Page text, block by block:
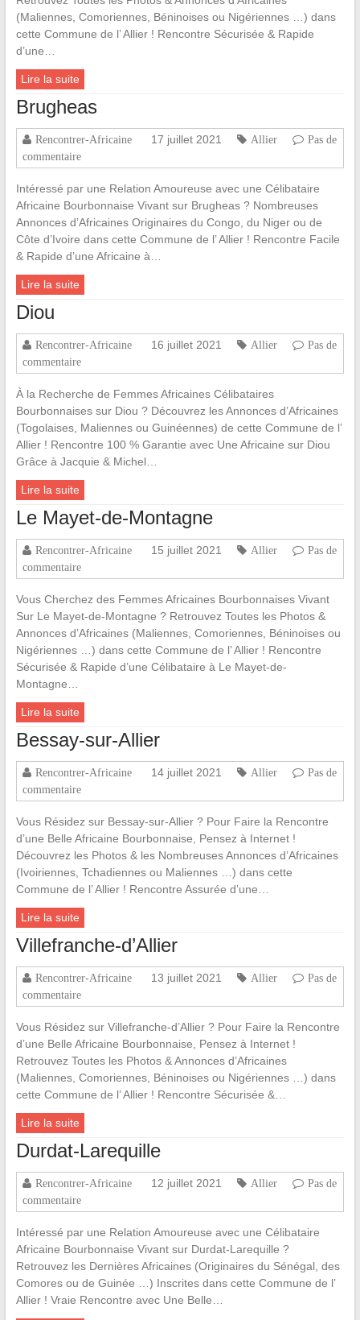
(Maliennes, Comoriennes, Béninoises ou Nigériennes …) dans
cette Commune de l’ Allier ! Rencontre Sécurisée & Rapide
d’une…
Lire la suite
Brugheas
Rencontrer-Africaine 17 juillet 2021 Allier
Pas de
commentaire
Intéressé par une Relation Amoureuse avec une Célibataire
Africaine Bourbonnaise Vivant sur Brugheas ? Nombreuses
Annonces d’Africaines Originaires du Congo, du Niger ou de
Côte d’Ivoire dans cette Commune de l’ Allier ! Rencontre Facile
& Rapide d’une Africaine à…
Lire la suite
Diou
Rencontrer-Africaine 16 juillet 2021 Allier
Pas de
commentaire
À la Recherche de Femmes Africaines Célibataires
Bourbonnaises sur Diou ? Découvrez les Annonces d’Africaines
(Togolaises, Maliennes ou Guinéennes) de cette Commune de l’
Allier ! Rencontre 100 % Garantie avec Une Africaine sur Diou
Grâce à Jacquie & Michel…
Lire la suite
Le Mayet-de-Montagne
Rencontrer-Africaine 15 juillet 2021 Allier
Pas de
commentaire
Vous Cherchez des Femmes Africaines Bourbonnaises Vivant
Sur Le Mayet-de-Montagne ? Retrouvez Toutes les Photos &
Annonces d’Africaines (Maliennes, Comoriennes, Béninoises ou
Nigériennes …) dans cette Commune de l’ Allier ! Rencontre
Sécurisée & Rapide d’une Célibataire à Le Mayet-de-
Montagne…
Lire la suite
Bessay-sur-Allier
Rencontrer-Africaine 14 juillet 2021 Allier
Pas de
commentaire
Vous Résidez sur Bessay-sur-Allier ? Pour Faire la Rencontre
d’une Belle Africaine Bourbonnaise, Pensez à Internet !
Découvrez les Photos & les Nombreuses Annonces d’Africaines
(Ivoiriennes, Tchadiennes ou Maliennes …) dans cette
Commune de l’ Allier ! Rencontre Assurée d’une…
Lire la suite
Villefranche-d’Allier
Rencontrer-Africaine 13 juillet 2021 Allier
Pas de
commentaire
Vous Résidez sur Villefranche-d’Allier ? Pour Faire la Rencontre
d’une Belle Africaine Bourbonnaise, Pensez à Internet !
Retrouvez Toutes les Photos & Annonces d’Africaines
(Maliennes, Comoriennes, Béninoises ou Nigériennes …) dans
cette Commune de l’ Allier ! Rencontre Sécurisée &…
Lire la suite
Durdat-Larequille
Rencontrer-Africaine 12 juillet 2021 Allier
Pas de
commentaire
Intéressé par une Relation Amoureuse avec une Célibataire
Africaine Bourbonnaise Vivant sur Durdat-Larequille ?
Retrouvez les Dernières Africaines (Originaires du Sénégal, des
Comores ou de Guinée …) Inscrites dans cette Commune de l’
Allier ! Vraie Rencontre avec Une Belle…